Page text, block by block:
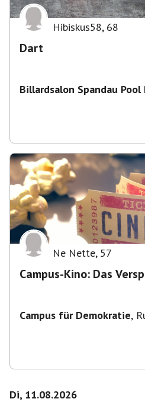
Hibiskus58, 68
Dart
Billardsalon Spandau
Ne Nette, 57
Campus-Kino: Das
Campus für Demokratie,
Di, 11.08.2026